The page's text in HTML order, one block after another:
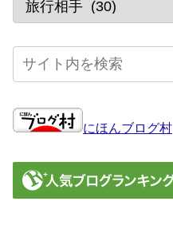
にほんブログ村